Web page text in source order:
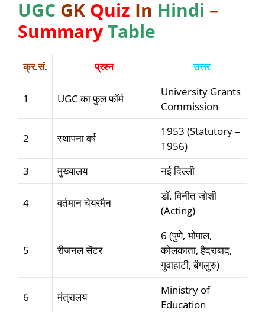
UGC GK Quiz In Hindi –
SummaryTable
क्र.सं. प्रश्न उत्तर
1 UGC का फुल फॉर्म
University Grants
Commission
2 स्थापना वर्ष
1953 (Statutory –
1956)
3
मुख्यालय नई दिल्ली
4 वर्तमान चेयरमैन
डॉ. विनीत जोशी
(Acting)
5 रीजनल सेंटर
6 (पुणे, भोपाल,
कोलकाता, हैदराबाद,
गुवाहाटी, बेंगलुरु)
6 मंत्रालय
Ministry of
Education